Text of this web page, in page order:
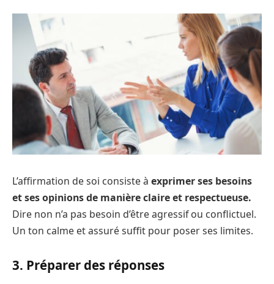
L’affirmation de soi consiste à exprimer ses besoins
et ses opinions de manière claire et respectueuse.
Dire non n’a pas besoin d’être agressif ou conflictuel.
Un ton calme et assuré suffit pour poser ses limites.
3. Préparer des réponses